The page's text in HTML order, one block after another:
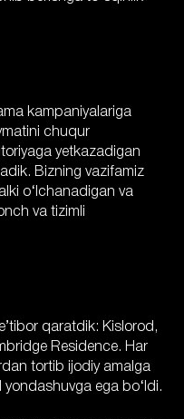
kampaniyalariga
chuqur
yetkazadigan
Bizning vazifamiz
o‘lchanadigan va
va tizimli
qaratdik: Kislorod,
Residence. Har
tortib ijodiy amalga
ega bo‘ldi.